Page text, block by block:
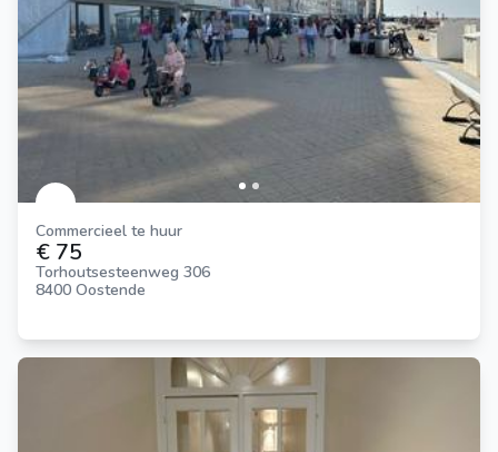
Commercieel te huur
€ 75
Torhoutsesteenweg 306
8400 Oostende